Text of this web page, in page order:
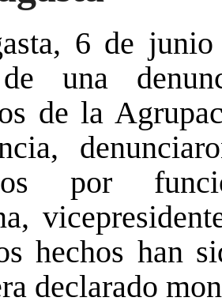
6 de
una
de la
por
hechos han
declarado